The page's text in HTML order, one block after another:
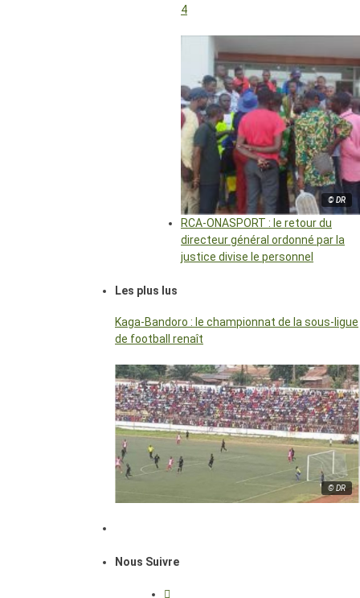
4
© DR
RCA-ONASPORT : le retour du
directeur général ordonné par la
justice divise le personnel
Les plus lus
Kaga-Bandoro : le championnat de la sous-ligue
de football renaît
© DR
Nous Suivre